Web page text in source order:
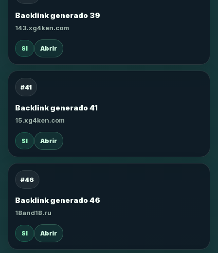
Backlink generado 39
143.xg4ken.com
SI Abrir
#41
Backlink generado 41
15.xg4ken.com
SI Abrir
#46
Backlink generado 46
18and18.ru
SI Abrir